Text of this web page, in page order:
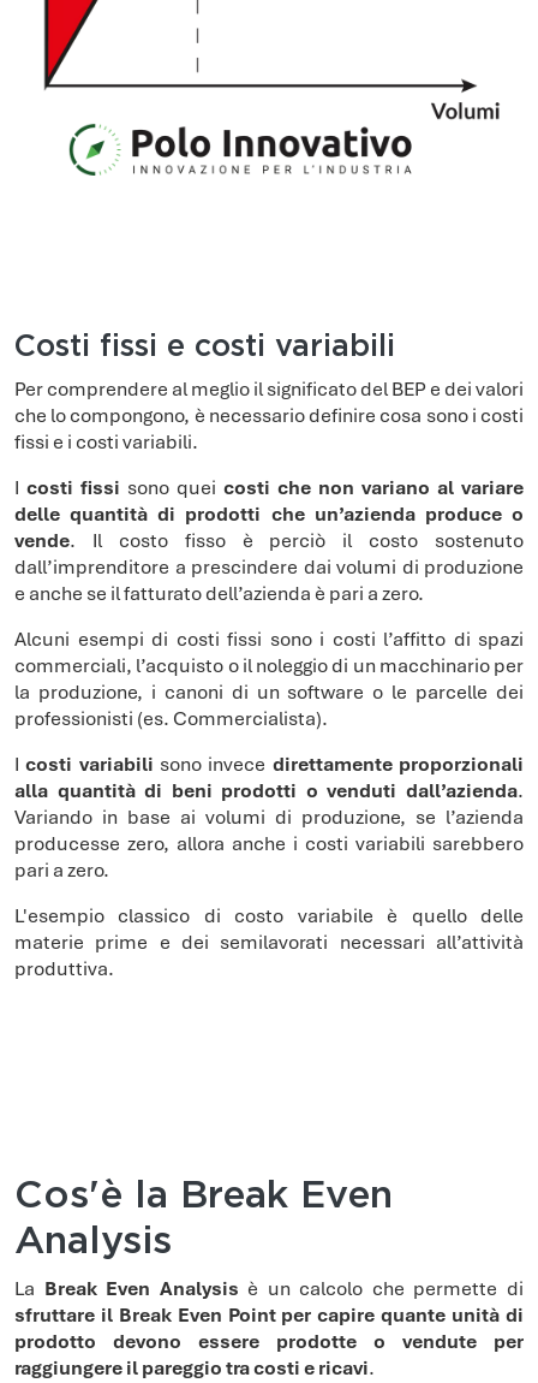
Costi fissi e costi variabili
Per comprendere al meglio il significato del BEP e dei valori
che lo compongono, è necessario definire cosa sono i costi
fissi e i costi variabili.
I costi fissi sono quei costi che non variano al variare
delle quantità di prodotti che un’azienda produce o
vende. Il costo fisso è perciò il costo sostenuto
dall’imprenditore a prescindere dai volumi di produzione
e anche se il fatturato dell’azienda è pari a zero.
Alcuni esempi di costi fissi sono i costi l’affitto di spazi
commerciali, l’acquisto o il noleggio di un macchinario per
la produzione, i canoni di un software o le parcelle dei
professionisti (es. Commercialista).
Icosti variabili sono invece direttamente proporzionali
alla quantità di beni prodotti o venduti dall’azienda.
Variando in base ai volumi di produzione, se l’azienda
producesse zero, allora anche i costi variabili sarebbero
pari a zero.
L'esempio classico di costo variabile è quello delle
materie prime e dei semilavorati necessari all’attività
produttiva.
Cos'è la Break Even
Analysis
La Break Even Analysis è un calcolo che permette di
sfruttare il Break Even Point per capire quante unità di
prodotto devono essere prodotte o vendute per
raggiungere il pareggio tra costi e ricavi.